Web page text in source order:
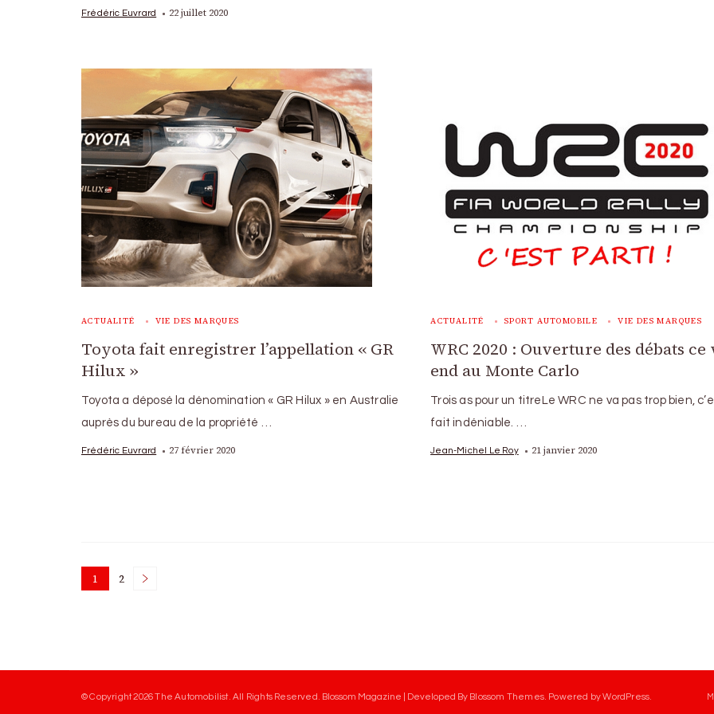
Frédéric Euvrard 22 juillet 2020
ACTUALITÉ VIE DES MARQUES
Toyota fait enregistrer l’appellation « GR
Hilux »
Toyota a déposé la dénomination « GR Hilux » en Australie
auprès du bureau de la propriété …
Frédéric Euvrard 27 février 2020
ACTUALITÉ SPORT AUTOMOBILE VIE DES MARQUES
WRC 2020 : Ouverture des débats ce
end au Monte Carlo
Trois as pour un titreLe WRC ne va pas trop bien,
fait indéniable. …
Jean-Michel Le Roy 21 janvier 2020
Posts
Page
1 Page
2
© Copyright 2026The Automobilist. All Rights Reserved. Blossom Magazine | Developed By Blossom Themes Powered byWordPress